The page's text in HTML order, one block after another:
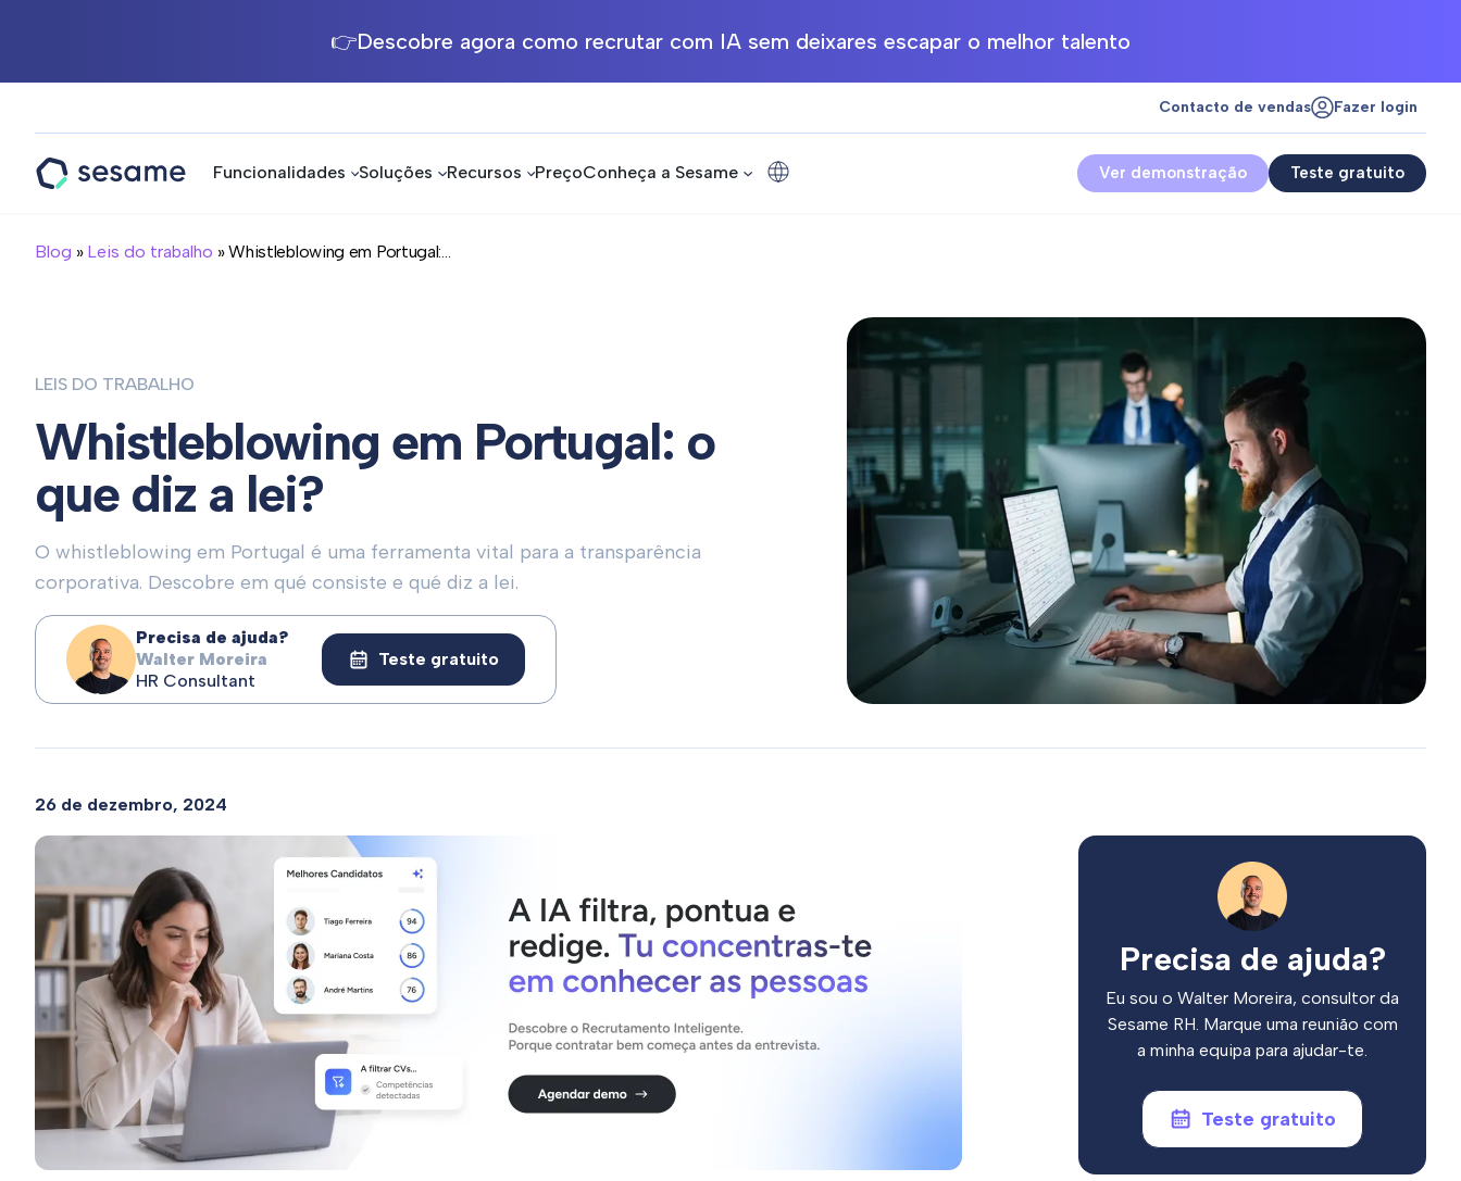
👉Descobre agora como recrutar com IA sem deixares escapar o melhor talento
Contacto de vendas Fazer login
Funcionalidades Soluções Recursos PreçoConheça a Sesame Teste gratuito
Ver demonstração
Blog » Leis do trabalho » Whistleblowing em Portugal:...
LEIS DO TRABALHO
Whistleblowing em Portugal: o
que diz a lei?
O whistleblowing em Portugal é uma ferramenta vital para a transparência
corporativa. Descobre em qué consiste e qué diz a lei.
Precisa de ajuda?
Walter Moreira
HR Consultant
Teste gratuito
26 de dezembro, 2024
Precisa de ajuda?
Eu sou o Walter Moreira, consultor da
Sesame RH. Marque uma reunião com
a minha equipa para ajudar-te.
Teste gratuito